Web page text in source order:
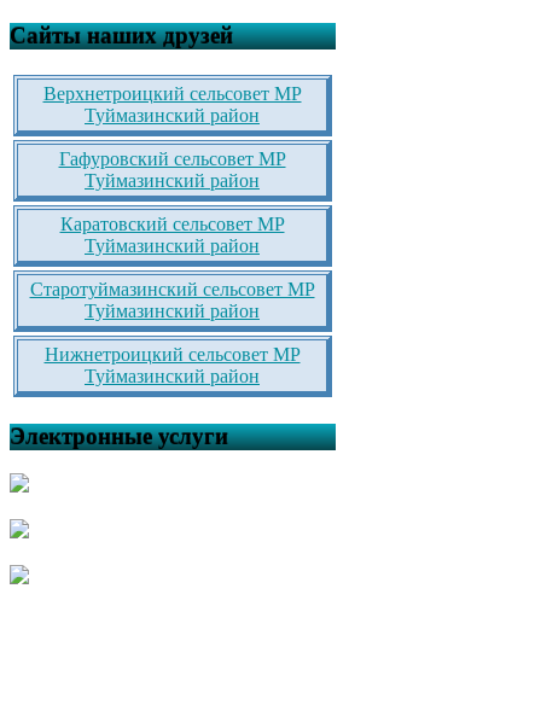
Сайты наших друзей
Верхнетроицкий сельсовет МР
Туймазинский район
Гафуровский сельсовет МР
Туймазинский район
Каратовский сельсовет МР
Туймазинский район
Старотуймазинский сельсовет МР
Туймазинский район
Нижнетроицкий сельсовет МР
Туймазинский район
Электронные услуги